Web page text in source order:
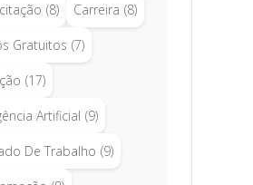
(8) Carreira (8)
Gratuitos (7)
(17)
Artificial (9)
De Trabalho (9)